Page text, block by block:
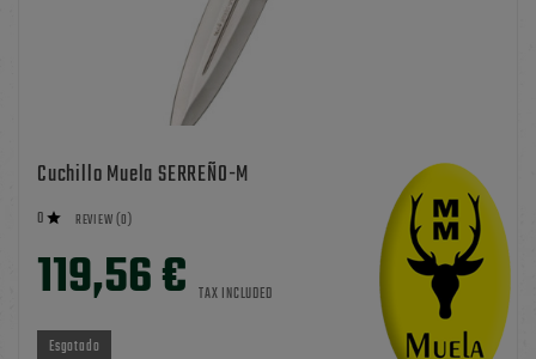
Cuchillo Muela SERREÑO-M
0  REVIEW (0)
119,56 € TAX INCLUDED
Esgotado